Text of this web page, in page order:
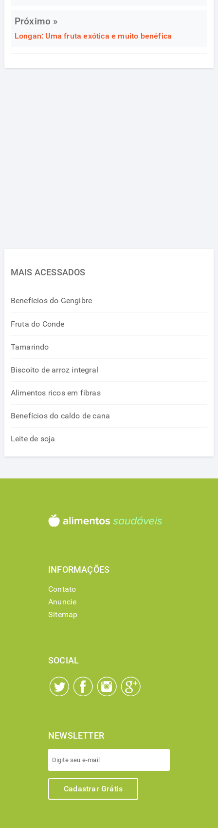
Próximo »
Longan: Uma fruta exótica e muito benéfica
MAIS ACESSADOS
Benefícios do Gengibre
Fruta do Conde
Tamarindo
Biscoito de arroz integral
Alimentos ricos em fibras
Benefícios do caldo de cana
Leite de soja
INFORMAÇÕES
Contato
Anuncie
Sitemap
SOCIAL
NEWSLETTER